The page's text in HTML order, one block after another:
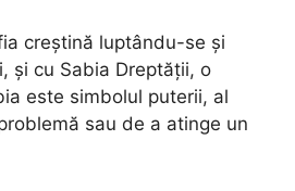
creştină luptându-se şi
şi cu Sabia Dreptăţii, o
este simbolul puterii, al
sau de a atinge un